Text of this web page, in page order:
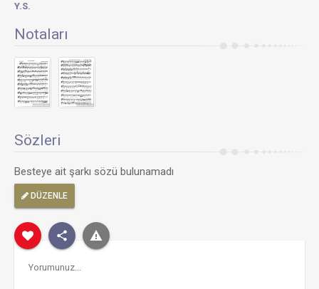
Y.S.
Notaları
Sözleri
Besteye ait şarkı sözü bulunamadı
DÜZENLE